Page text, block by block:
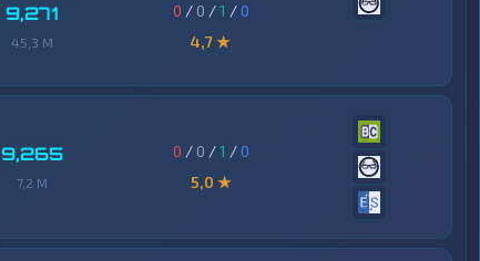
9,271
45,3 M
0 / 0 /1 /0
4,7 ★
9,265
7,2 M
0 / 0 /1 /0
5,0 ★